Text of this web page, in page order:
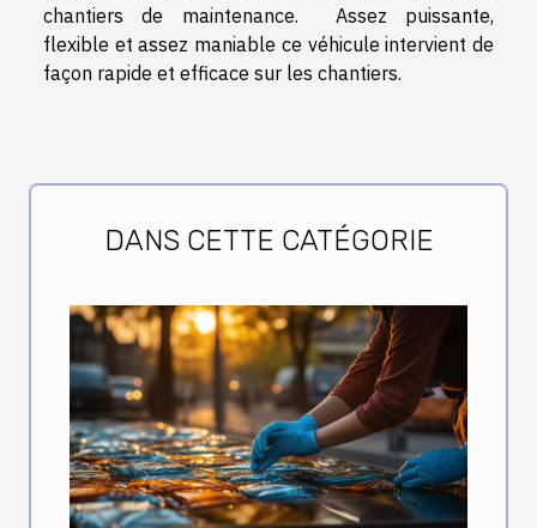
chantiers de maintenance. Assez puissante,
flexible et assez maniable ce véhicule intervient de
façon rapide et efficace sur les chantiers.
DANS CETTE CATÉGORIE